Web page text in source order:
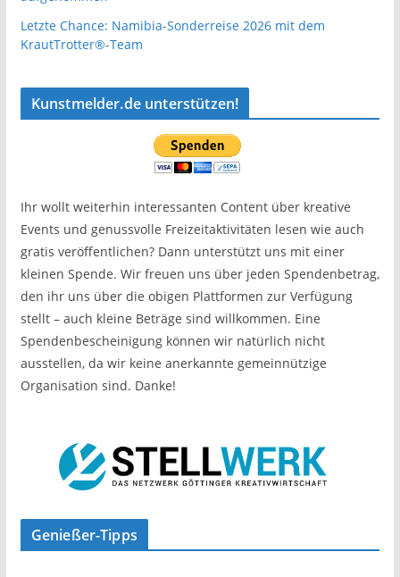
Letzte Chance: Namibia-Sonderreise 2026 mit dem
KrautTrotter®-Team
Kunstmelder.de unterstützen!
Ihr wollt weiterhin interessanten Content über kreative
Events und genussvolle Freizeitaktivitäten lesen wie auch
gratis veröffentlichen? Dann unterstützt uns mit einer
kleinen Spende. Wir freuen uns über jeden Spendenbetrag,
den ihr uns über die obigen Plattformen zur Verfügung
stellt – auch kleine Beträge sind willkommen. Eine
Spendenbescheinigung können wir natürlich nicht
ausstellen, da wir keine anerkannte gemeinnützige
Organisation sind. Danke!
Genießer-Tipps